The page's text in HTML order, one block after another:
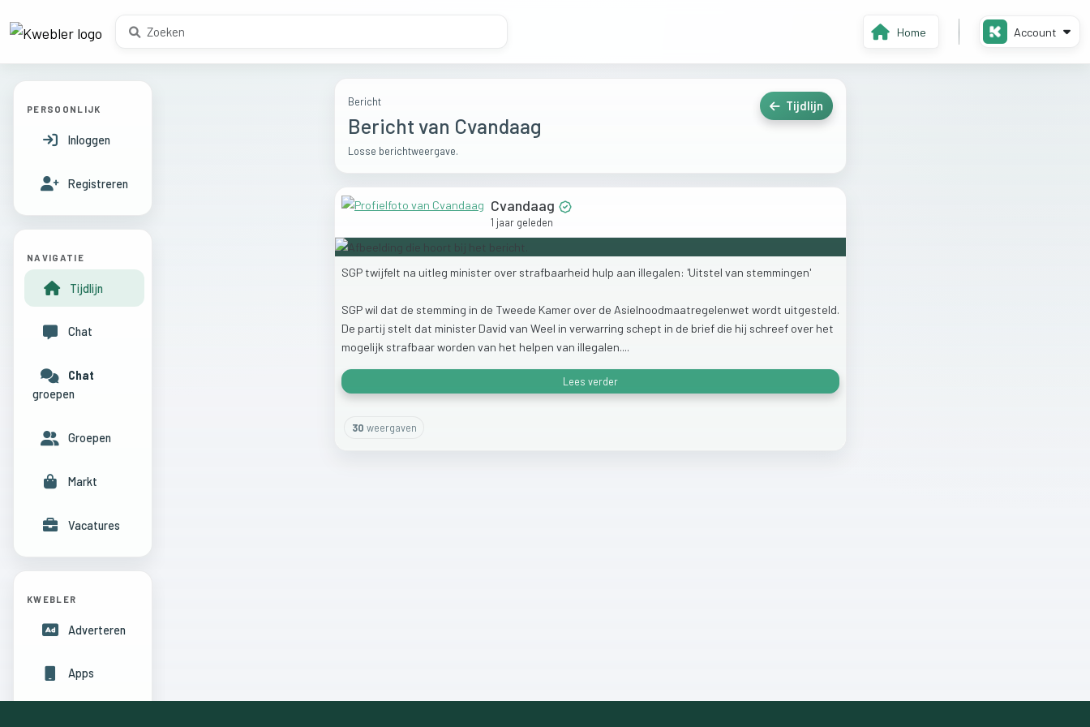
Home Account
Bericht
Bericht van Cvandaag
Losse berichtweergave.
Tijdlijn
Cvandaag
1 jaar geleden
SGP twijfelt na uitleg minister over strafbaarheid hulp aan illegalen: 'Uitstel van stemmingen'
SGPwil dat de stemming in de Tweede Kamer over de Asielnoodmaatregelenwet wordt uitgesteld.
De partij stelt dat minister David van Weel in verwarring schept in de brief die hij schreef over het
mogelijk strafbaarworden van het helpen van illegalen....
Lees verder
30 weergaven
PERSOONLIJK
Inloggen
Registreren
NAVIGATIE
Tijdlijn
Chat
Chat
groepen
Groepen
Markt
Vacatures
KWEBLER
Adverteren
Apps